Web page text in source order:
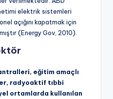
elektrik sistemleri
açığını kapatmak için
(Energy Gov, 2010).
eğitim amaçlı
radyoaktif tıbbi
ortamlarda kullanılan